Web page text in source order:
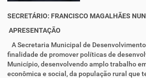
SECRETÁRIO: FRANCISCO MAGALHÃES
APRESENTAÇÃO
A Secretaria Municipal de
finalidade de promover políticas de
Município, desenvolvendo amplo trabalho
econômica e social, da população rural que